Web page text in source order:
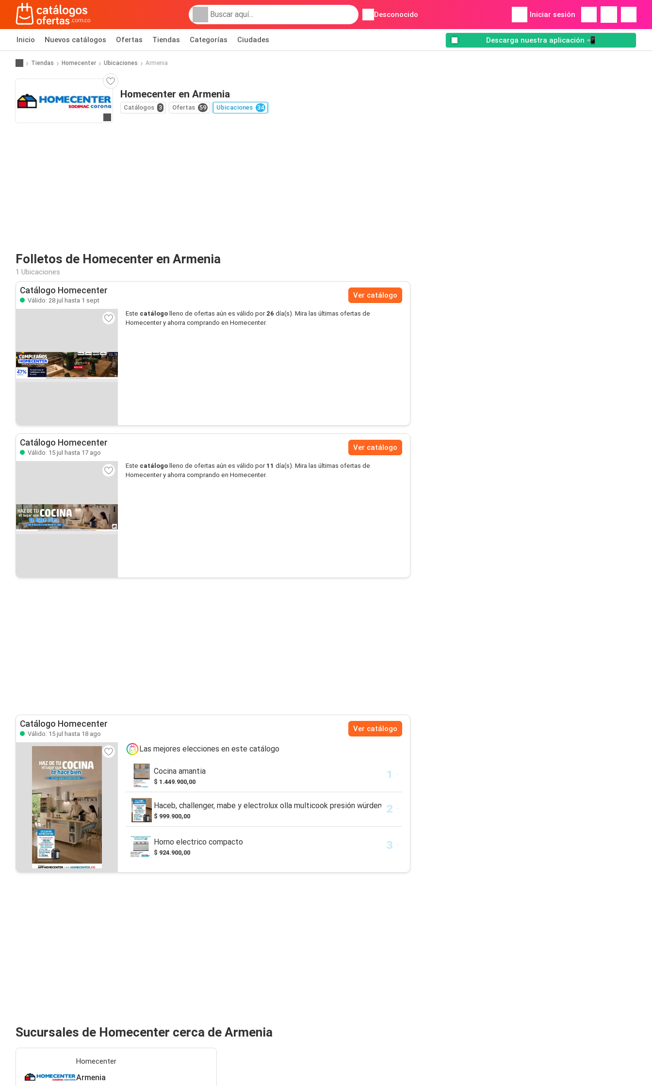
Desconocido Iniciar sesión
Inicio Nuevos catálogos Ofertas Tiendas Categorías Ciudades Descarga nuestra aplicación 📲
Tiendas Homecenter Ubicaciones Armenia
Homecenter en Armenia
Catálogos 3 Ofertas 59 Ubicaciones 34
Folletos de Homecenter en Armenia
1 Ubicaciones
Catálogo Homecenter
Válido: 28 jul hasta 1 sept
Ver catálogo
Este catálogo lleno de ofertas aún es válido por 26 día(s). Mira las últimas ofertas de
Homecenter y ahorra comprando en Homecenter.
Catálogo Homecenter
Válido: 15 jul hasta 17 ago
Ver catálogo
Este catálogo lleno de ofertas aún es válido por 11 día(s). Mira las últimas ofertas de
Homecenter y ahorra comprando en Homecenter.
Catálogo Homecenter
Válido: 15 jul hasta 18 ago
Ver catálogo
Las mejores elecciones en este catálogo
Cocina amantia
$ 1.449.900,00
Haceb, challenger, mabe y electrolux olla multicook presión würden
$ 999.900,00
Horno electrico compacto
$ 924.900,00
Sucursales de Homecenter cerca de Armenia
Homecenter
Armenia